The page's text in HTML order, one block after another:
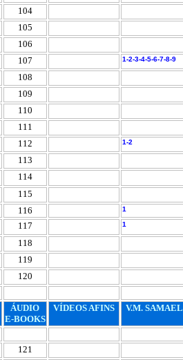
104
105
106
107 1-2-3-4-5-6-7-8-9
108
109
110
111
112 1-2
113
114
115
116 1
117 1
118
119
120
ÁUDIO
E-BOOKS
VÍDEOS AFINS V.M. SAMAEL
121